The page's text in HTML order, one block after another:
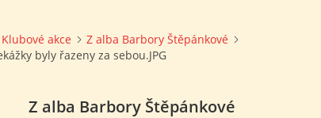
Klubové akce
Z alba Barbory Štěpánkové
byly řazeny za sebou.JPG
Z alba Barbory Štěpánkové